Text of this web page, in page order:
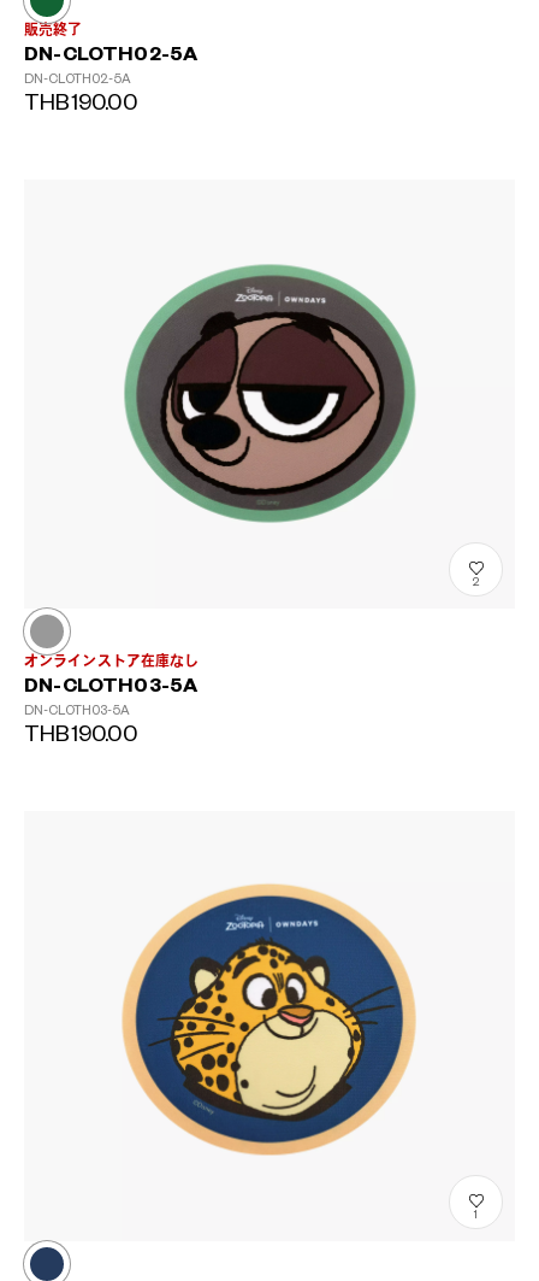
販売終了
DN-CLOTH02-5A
DN-CLOTH02-5A
THB190.00
2
オンラインストア在庫なし
DN-CLOTH03-5A
DN-CLOTH03-5A
THB190.00
1